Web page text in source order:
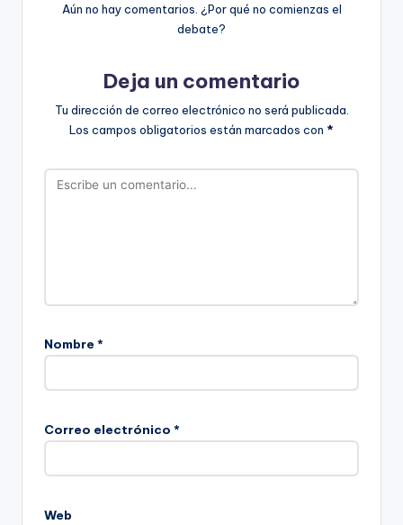
Aún no hay comentarios. ¿Por qué no comienzas el
debate?
Deja un comentario
Tu dirección de correo electrónico no será publicada.
Los campos obligatorios están marcados con *
Nombre *
Correo electrónico *
Web